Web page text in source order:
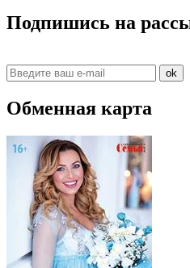
Подпишись на
ok
Обменная карта